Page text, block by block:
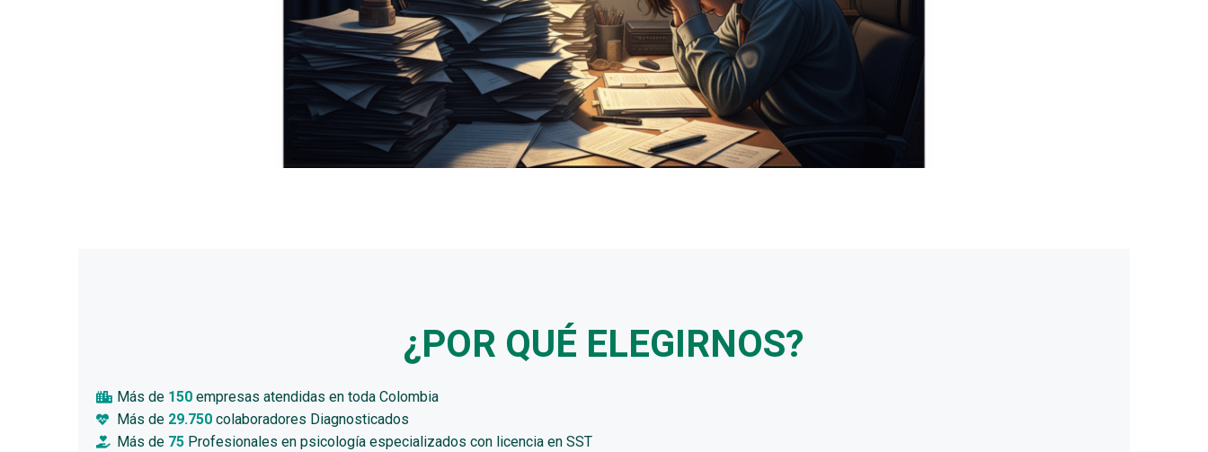
¿POR QUÉ ELEGIRNOS?
Más de 150empresas atendidas en toda Colombia
Más de 29.750colaboradores Diagnosticados
Más de 75Profesionales en psicología especializados con licencia en SST